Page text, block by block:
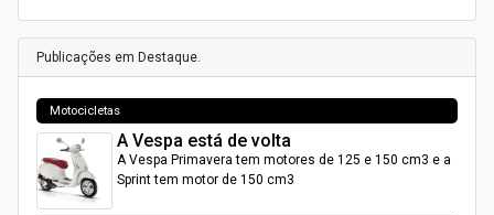
Publicações em Destaque.
Motocicletas
A Vespa está de volta
A Vespa Primavera tem motores de 125 e 150 cm3 e a
Sprint tem motor de 150 cm3